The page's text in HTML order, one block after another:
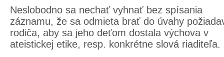
Neslobodno sa nechať vyhnať bez spísania
záznamu, že sa odmieta brať do úvahy
rodiča, aby sa jeho deťom dostala výchova v
ateistickej etike, resp. konkrétne slová riaditeľa.